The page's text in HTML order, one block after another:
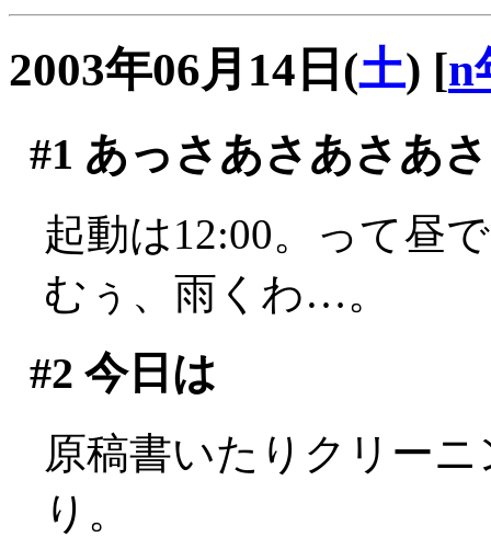
2003年06月14日(土) [n
#1 あっさあさあさあ
起動は12:00。って昼
むぅ、雨くわ…。
#2 今日は
原稿書いたりクリー
り。